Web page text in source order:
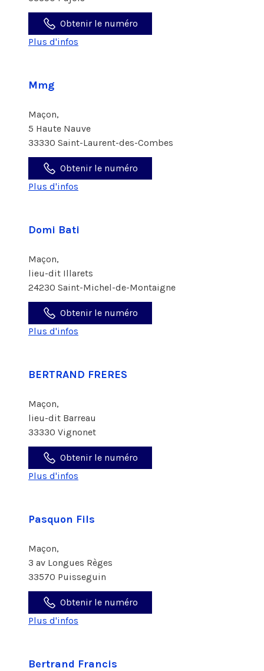
Obtenir le numéro
Plus d'infos
Mmg
Maçon,
5 Haute Nauve
33330 Saint-Laurent-des-Combes
Obtenir le numéro
Plus d'infos
Domi Bati
Maçon,
lieu-dit Illarets
24230 Saint-Michel-de-Montaigne
Obtenir le numéro
Plus d'infos
BERTRAND FRERES
Maçon,
lieu-dit Barreau
33330 Vignonet
Obtenir le numéro
Plus d'infos
Pasquon Fils
Maçon,
3 av Longues Règes
33570 Puisseguin
Obtenir le numéro
Plus d'infos
Bertrand Francis